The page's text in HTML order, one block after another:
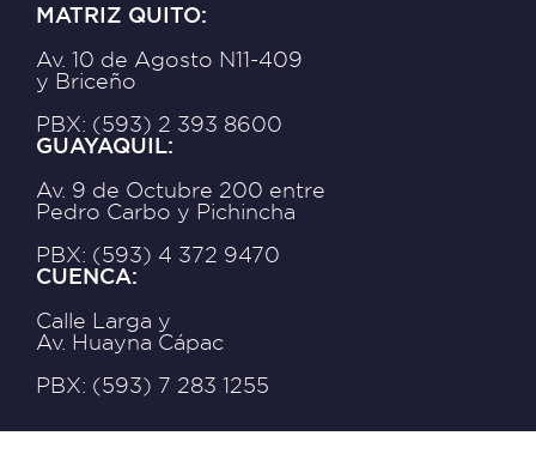
MATRIZ QUITO:
Av. 10 de Agosto N11-409
y Briceño
PBX: (593) 2 393 8600
GUAYAQUIL:
Av. 9 de Octubre 200 entre
Pedro Carbo y Pichincha
PBX: (593) 4 372 9470
CUENCA:
Calle Larga y
Av. Huayna Cápac
PBX: (593) 7 283 1255